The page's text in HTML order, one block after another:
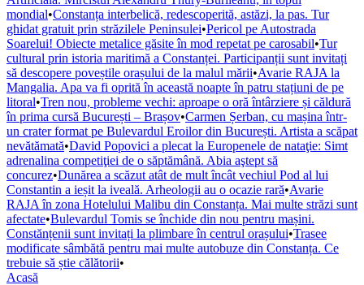
mondial•Constanța interbelică, redescoperită, astăzi, la pas. Tur
ghidat gratuit prin străzilele Peninsulei•Pericol pe Autostrada
Soarelui! Obiecte metalice găsite în mod repetat pe carosabil•Tur
cultural prin istoria maritimă a Constanței. Participanții sunt invitați
să descopere poveștile orașului de la malul mării•Avarie RAJA la
Mangalia. Apa va fi oprită în această noapte în patru stațiuni de pe
litoral•Tren nou, probleme vechi: aproape o oră întârziere și căldură
în prima cursă București – Brașov•Carmen Șerban, cu mașina într-
un crater format pe Bulevardul Eroilor din București. Artista a scăpat
nevătămată•David Popovici a plecat la Europenele de nataţie: Simt
adrenalina competiţiei de o săptămână. Abia aştept să
concurez•Dunărea a scăzut atât de mult încât vechiul Pod al lui
Constantin a ieșit la iveală. Arheologii au o ocazie rară•Avarie
RAJA în zona Hotelului Malibu din Constanța. Mai multe străzi sunt
afectate•Bulevardul Tomis se închide din nou pentru mașini.
Constănțenii sunt invitați la plimbare în centrul orașului•Trasee
modificate sâmbătă pentru mai multe autobuze din Constanța. Ce
trebuie să știe călătorii•
Acasă